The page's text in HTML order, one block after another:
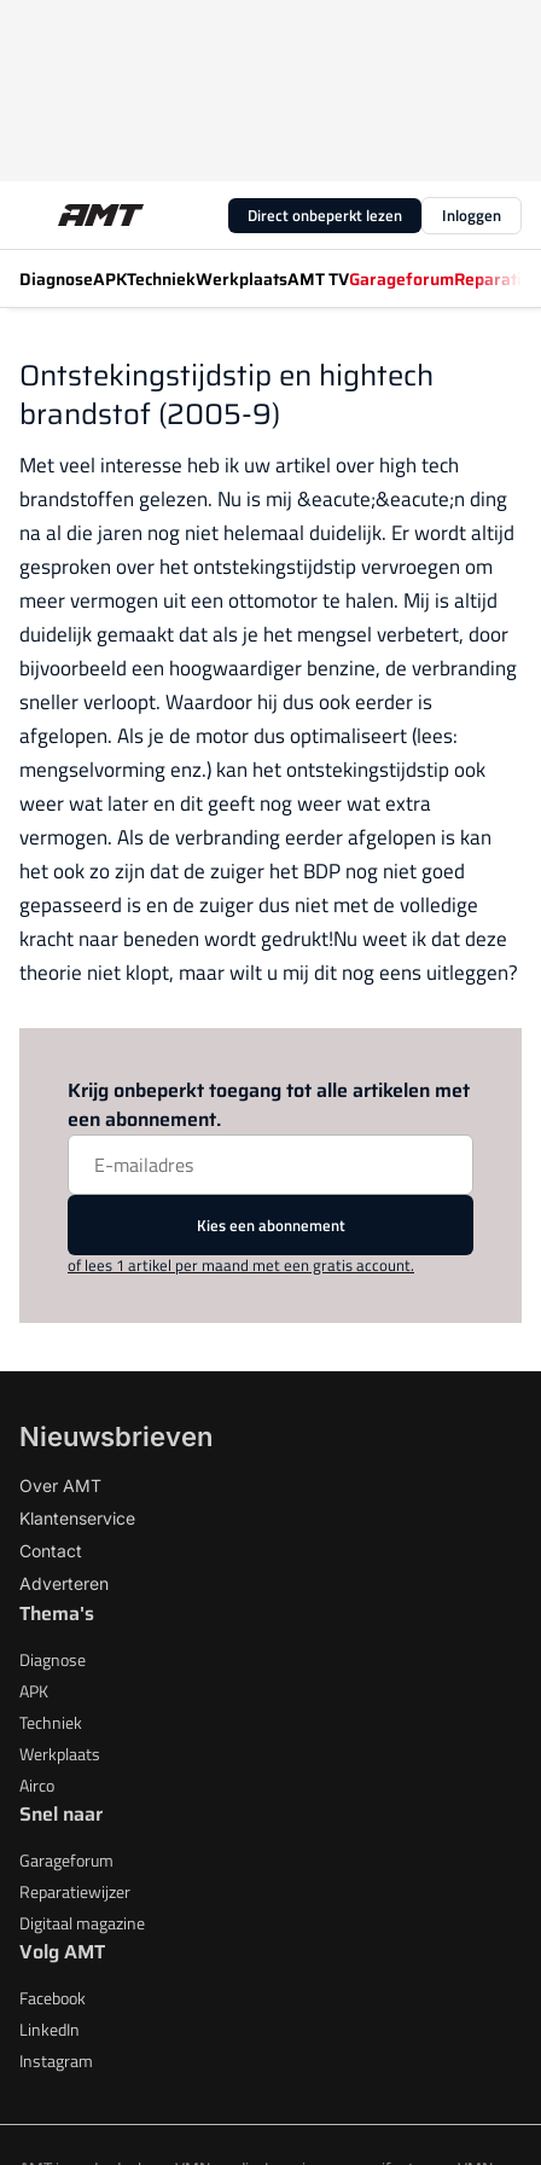
Direct onbeperkt lezen Inloggen
DiagnoseAPKTechniekWerkplaatsAMT TVGarageforum
Ontstekingstijdstip en hightech
brandstof (2005-9)
Met veel interesse heb ik uw artikel over high tech
brandstoffen gelezen. Nu is mij &eacute;&eacute;n ding
na al die jaren nog niet helemaal duidelijk. Er wordt altijd
gesproken over het ontstekingstijdstip vervroegen om
meer vermogen uit een ottomotor te halen. Mij is altijd
duidelijk gemaakt dat als je het mengsel verbetert, door
bijvoorbeeld een hoogwaardiger benzine, de verbranding
sneller verloopt. Waardoor hij dus ook eerder is
afgelopen. Als je de motor dus optimaliseert (lees:
mengselvorming enz.) kan het ontstekingstijdstip ook
weer wat later en dit geeft nog weer wat extra
vermogen. Als de verbranding eerder afgelopen is kan
het ook zo zijn dat de zuiger het BDP nog niet goed
gepasseerd is en de zuiger dus niet met de volledige
kracht naar beneden wordt gedrukt!Nu weet ik dat deze
theorie niet klopt, maar wilt u mij dit nog eens uitleggen?
Krijg onbeperkt toegang tot alle artikelen met
een abonnement.
Kies een abonnement
of lees 1 artikel per maand met een gratis account.
Nieuwsbrieven
Over AMT
Klantenservice
Contact
Adverteren
Thema's
Diagnose
APK
Techniek
Werkplaats
Airco
Snel naar
Garageforum
Reparatiewijzer
Digitaal magazine
Volg AMT
Facebook
LinkedIn
Instagram